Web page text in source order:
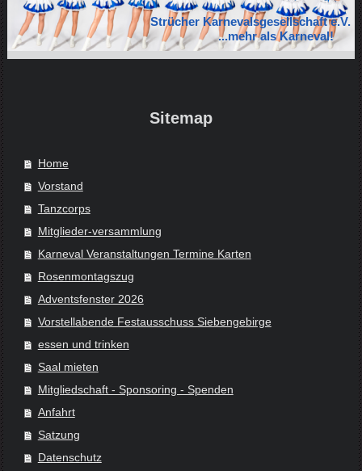
Strücher Karnevalsgesellschaft e.V.
...mehr als Karneval!
Sitemap
Home
Vorstand
Tanzcorps
Mitglieder-versammlung
Karneval Veranstaltungen Termine Karten
Rosenmontagszug
Adventsfenster 2026
Vorstellabende Festausschuss Siebengebirge
essen und trinken
Saal mieten
Mitgliedschaft - Sponsoring - Spenden
Anfahrt
Satzung
Datenschutz